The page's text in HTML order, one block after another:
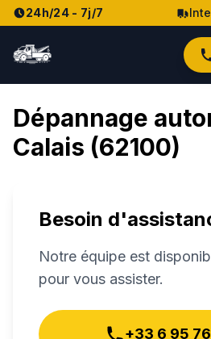
24h/24 - 7j/7
Dépannage
Calais (62100)
Besoin
Notre équipe est
pour vous assister.
+33 6 95